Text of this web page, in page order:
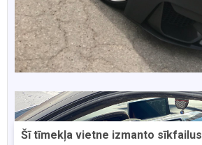
Šī tīmekļa vietne izmanto sīkfailus